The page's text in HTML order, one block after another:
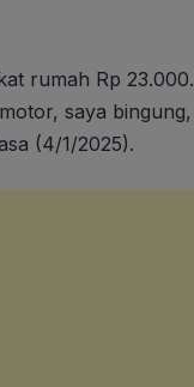
rumah Rp 23.000.
saya bingung,
(4/1/2025).